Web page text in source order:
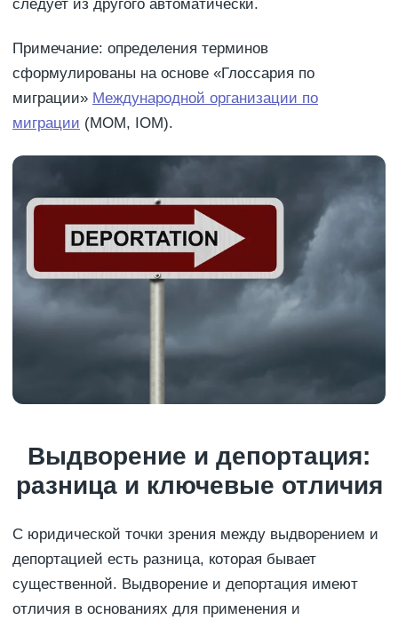
следует из другого автоматически.
Примечание: определения терминов
сформулированы на основе «Глоссария по
миграции» Международной организации по
миграции (МОМ, IOM).
Выдворение и депортация:
разница и ключевые отличия
С юридической точки зрения между выдворением и
депортацией есть разница, которая бывает
существенной. Выдворение и депортация имеют
отличия в основаниях для применения и